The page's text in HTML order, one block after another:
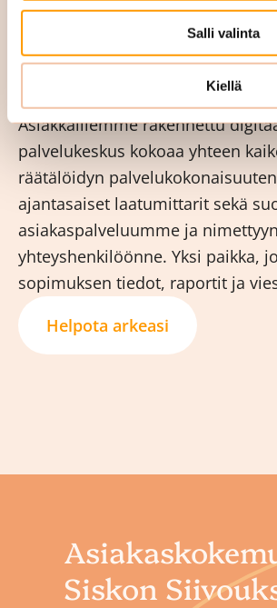
Salli valinta
Kiellä
sinulle säännöllisesti
Digitaalinen palvelukeskus
Asiakkaillemme rakennettu
palvelukeskus kokoaa yhteen
räätälöidyn
ajantasaiset laatumittarit sekä
asiakaspalveluumme ja nimettyyn
yhteyshenkilöönne. Yksi paikka,
sopimuksen tiedot, raportit ja
Helpota arkeasi
Siskon